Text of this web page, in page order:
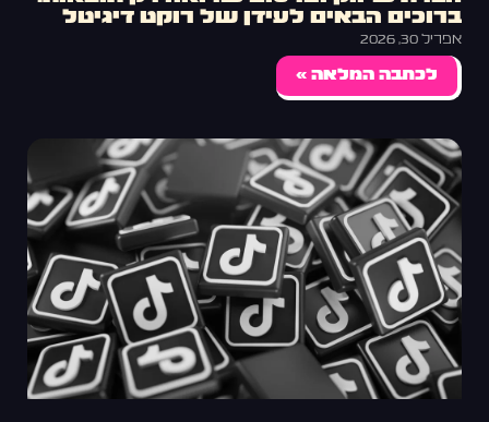
ברוכים הבאים לעידן של רוקט דיגיטל
אפריל 30, 2026
לכתבה המלאה »